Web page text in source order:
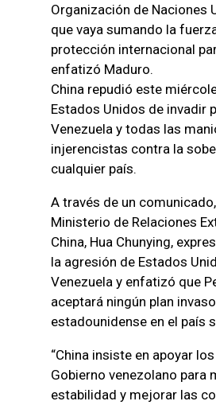
Organización de Naciones
que vaya sumando la
protección internacional
enfatizó Maduro.
China repudió este
Estados Unidos de invadir
Venezuela y todas las
injerencistas contra la
cualquier país.
A través de un
Ministerio de Relaciones
China, Hua Chunying,
la agresión de Estados
Venezuela y enfatizó que
aceptará ningún plan
estadounidense en el país
“China insiste en apoyar
Gobierno venezolano para
estabilidad y mejorar las